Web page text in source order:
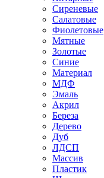
Сиреневые
Салатовые
Фиолетовые
Мятные
Золотые
Синие
Материал
МДФ
Эмаль
Акрил
Береза
Дерево
Дуб
ЛДСП
Массив
Пластик